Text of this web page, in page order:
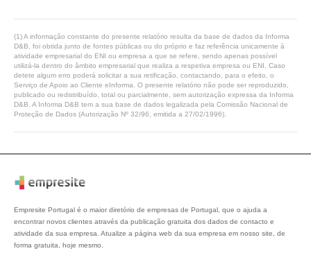
(1) A informação constante do presente relatório resulta da base de dados da Informa
D&B, foi obtida junto de fontes públicas ou do próprio e faz referência unicamente à
atividade empresarial do ENI ou empresa a que se refere, sendo apenas possível
utilizá-la dentro do âmbito empresarial que realiza a respetiva empresa ou ENI. Caso
detete algum erro poderá solicitar a sua retificação, contactando, para o efeito, o
Serviço de Apoio ao Cliente eInforma. O presente relatório não pode ser reproduzido,
publicado ou redistribuído, total ou parcialmente, sem autorização expressa da Informa
D&B. A Informa D&B tem a sua base de dados legalizada pela Comissão Nacional de
Proteção de Dados (Autorização Nº 32/96, emitida a 27/02/1996).
Empresite Portugal é o maior diretório de empresas de Portugal, que o ajuda a
encontrar novos clientes através da publicação gratuita dos dados de contacto e
atividade da sua empresa. Atualize a página web da sua empresa em nosso site, de
forma gratuita, hoje mesmo.